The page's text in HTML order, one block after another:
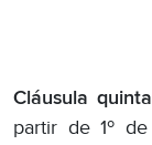
Cláusula quinta
partir de 1º